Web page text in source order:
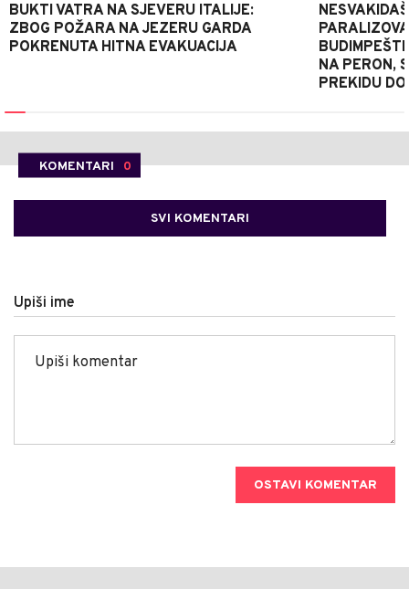
BUKTI VATRA NA SJEVERU ITALIJE:
ZBOG POŽARA NA JEZERU GARDA
POKRENUTA HITNA EVAKUACIJA
NA PERON,
PREKIDU
KOMENTARI 0
SVI KOMENTARI
Upiši ime
OSTAVI KOMENTAR